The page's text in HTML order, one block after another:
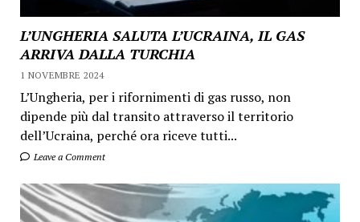
L’UNGHERIA SALUTA L’UCRAINA, IL GAS
ARRIVA DALLA TURCHIA
1 NOVEMBRE 2024
L’Ungheria, per i rifornimenti di gas russo, non
dipende più dal transito attraverso il territorio
dell’Ucraina, perché ora riceve tutti...
Leave a Comment